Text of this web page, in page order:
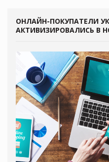
ОНЛАЙН-ПОКУПАТЕЛИ
АКТИВИЗИРОВАЛИСЬ В